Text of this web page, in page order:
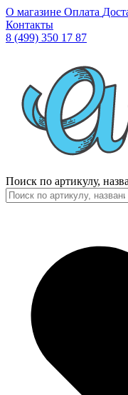
О магазине Оплата
Контакты
8 (499) 350 17 87
Поиск по артикулу,